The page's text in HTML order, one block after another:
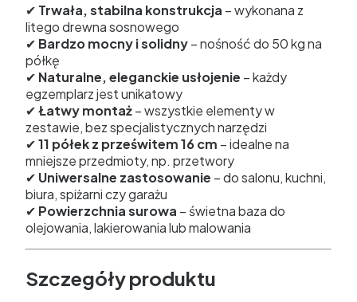
✔ Trwała, stabilna konstrukcja – wykonana z
litego drewna sosnowego
✔ Bardzo mocny i solidny– nośność do 50 kg na
półkę
✔ Naturalne, eleganckie usłojenie – każdy
egzemplarz jest unikatowy
✔Łatwy montaż– wszystkie elementy w
zestawie, bez specjalistycznych narzędzi
✔11 półek z prześwitem 16 cm – idealne na
mniejsze przedmioty, np. przetwory
✔ Uniwersalne zastosowanie – do salonu, kuchni,
biura, spiżarni czy garażu
✔ Powierzchnia surowa – świetna baza do
olejowania, lakierowania lub malowania
Szczegóły produktu